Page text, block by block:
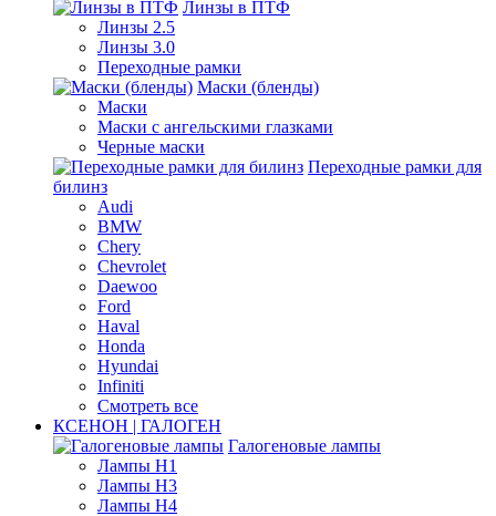
Линзы в ПТФ
Линзы 2.5
Линзы 3.0
Переходные рамки
Маски (бленды)
Маски
Маски с ангельскими глазками
Черные маски
Переходные рамки для
билинз
Audi
BMW
Chery
Chevrolet
Daewoo
Ford
Haval
Honda
Hyundai
Infiniti
Смотреть все
КСЕНОН | ГАЛОГЕН
Галогеновые лампы
Лампы H1
Лампы H3
Лампы H4